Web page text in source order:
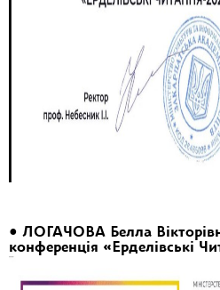
• ЛОГАЧОВА Белла
конференція «Ерделівські